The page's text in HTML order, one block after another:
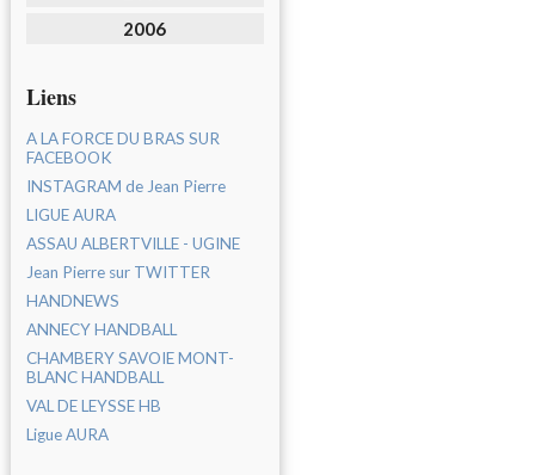
2006
Liens
A LA FORCE DU BRAS SUR
FACEBOOK
INSTAGRAM de Jean Pierre
LIGUE AURA
ASSAU ALBERTVILLE - UGINE
Jean Pierre sur TWITTER
HANDNEWS
ANNECY HANDBALL
CHAMBERY SAVOIE MONT-
BLANC HANDBALL
VAL DE LEYSSE HB
Ligue AURA